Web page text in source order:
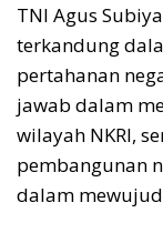
TNI Agus
terkandung
pertahanan
jawab dalam
wilayah NKRI,
pembangunan
dalam